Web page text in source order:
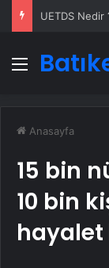
Menü
Anasayfa
15 bin
10 bin